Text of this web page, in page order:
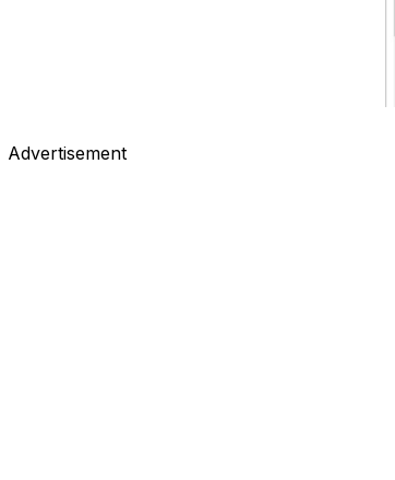
Advertisement